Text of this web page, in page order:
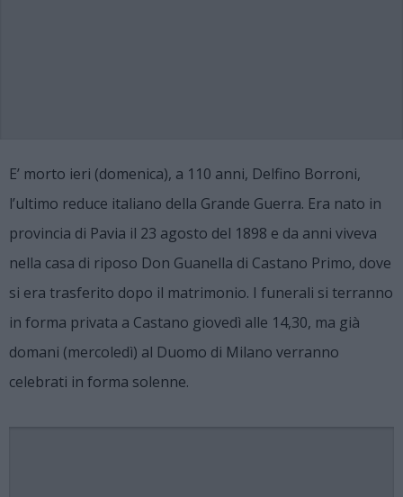
E’ morto ieri (domenica), a 110 anni, Delfino Borroni,
l’ultimo reduce italiano della Grande Guerra. Era nato in
provincia di Pavia il 23 agosto del 1898 e da anni viveva
nella casa di riposo Don Guanella di Castano Primo, dove
si era trasferito dopo il matrimonio. I funerali si terranno
in forma privata a Castano giovedì alle 14,30, ma già
domani (mercoledì) al Duomo di Milano verranno
celebrati in forma solenne.